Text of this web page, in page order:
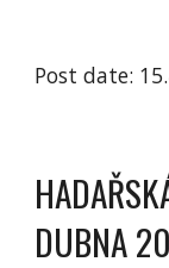
Post date:
DUBNA